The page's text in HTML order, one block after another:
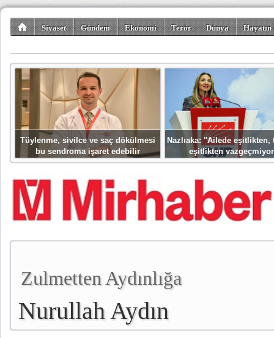
Siyaset Gündem Ekonomi Terör Dünya
Tüylenme, sivilce ve saç dökülmesi
bu sendroma işaret edebilir
Nazlıaka: ''Ailede eşitlikten,
eşitlikten
Zulmetten Aydınlığa
Nurullah Aydın